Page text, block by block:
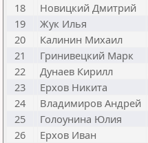
18
Новицкий Дмитрий
19
Жук Илья
20
Калинин Михаил
21
Гринивецкий Марк
22
Дунаев Кирилл
23
Ерхов Никита
24
Владимиров Андрей
25
Голоунина Юлия
26
Ерхов Иван